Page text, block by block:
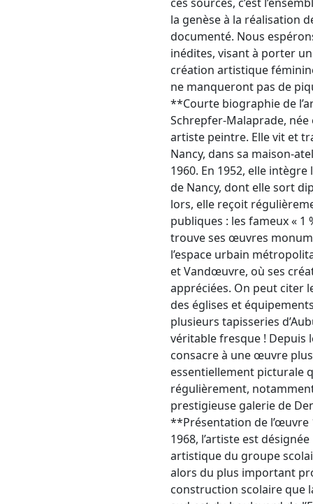
la genèse à la réalisation
documenté. Nous
inédites, visant à porter
création artistique
ne manqueront pas de
**Courte biographie de
Schrepfer-Malaprade, née
artiste peintre. Elle vit et
Nancy, dans sa maison-
1960. En 1952, elle intègre
de Nancy, dont elle sort
lors, elle reçoit
publiques : les fameux « 1
trouve ses œuvres
l’espace urbain
et Vandœuvre, où ses
appréciées. On peut citer
des églises et
plusieurs tapisseries
véritable fresque ! Depuis
consacre à une œuvre
essentiellement picturale
régulièrement,
prestigieuse galerie de
**Présentation de l’œuvre
1968, l’artiste est
artistique du groupe
alors du plus important
construction scolaire que